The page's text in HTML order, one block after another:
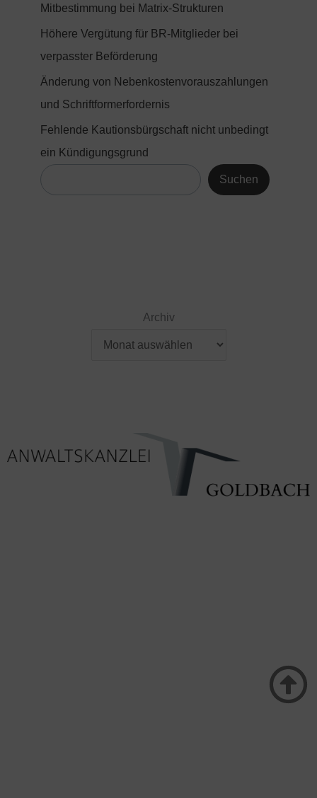
Mitbestimmung bei Matrix-Strukturen
Höhere Vergütung für BR-Mitglieder bei
verpasster Beförderung
Änderung von Nebenkostenvorauszahlungen
und Schriftformerfordernis
Fehlende Kautionsbürgschaft nicht unbedingt
ein Kündigungsgrund
Suchen
Archiv